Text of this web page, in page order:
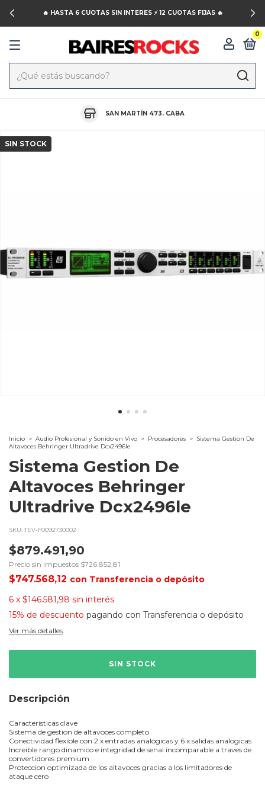
🔥 HASTA 6 CUOTAS SIN INTERES ⚡️ 12 CUOTAS FIJAS 🔥
0
SAN MARTÍN 473. CABA
SIN STOCK
Inicio > Audio Profesional y Sonido en Vivo > Procesadores > Sistema Gestion De
Altavoces Behringer Ultradrive Dcx2496le
Sistema Gestion De
Altavoces Behringer
Ultradrive Dcx2496le
SKU:TEV-F0092730002
$879.491,90
Precio sin impuestos $726.852,81
$747.568,12 con Transferencia o depósito
6 x $146.581,98 sin interés
15% de descuento pagando con Transferencia o depósito
Ver más detalles
Descripción
Caracteristicas clave
Sistema de gestion de altavoces completo
Conectividad flexible con 2 x entradas analogicas y 6 x salidas analogicas
Increible rango dinamico e integridad de senal incomparable a traves de
convertidores premium
Proteccion optimizada de los altavoces gracias a los limitadores de
ataque cero